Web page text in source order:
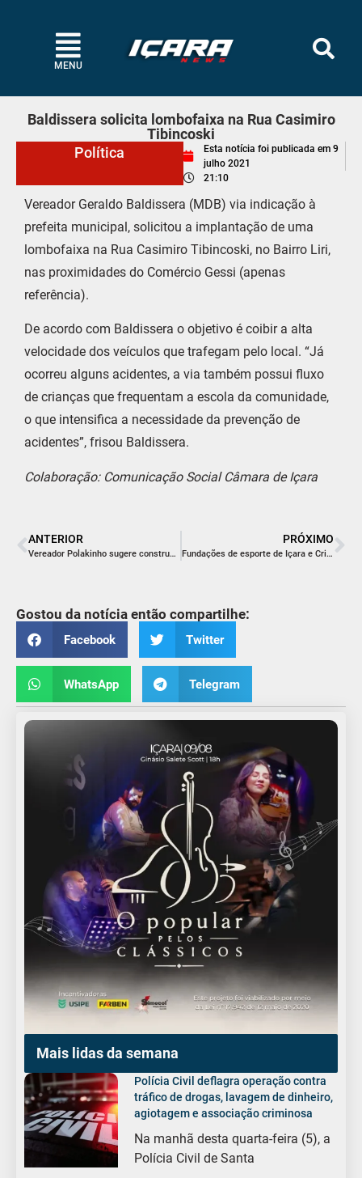
MENU
Baldissera solicita lombofaixa na Rua Casimiro
Tibincoski
Política
Esta notícia foi publicada em 9
julho 2021
21:10
Vereador Geraldo Baldissera (MDB) via indicação à
prefeita municipal, solicitou a implantação de uma
lombofaixa na Rua Casimiro Tibincoski, no Bairro Liri,
nas proximidades do Comércio Gessi (apenas
referência).
De acordo com Baldissera o objetivo é coibir a alta
velocidade dos veículos que trafegam pelo local. “Já
ocorreu alguns acidentes, a via também possui fluxo
de crianças que frequentam a escola da comunidade,
o que intensifica a necessidade da prevenção de
acidentes”, frisou Baldissera.
Colaboração: Comunicação Social Câmara de Içara
ANTERIOR
Vereador Polakinho sugere construção de “Rua Coberta” anexo à Praça da Matriz
PRÓXIMO
Fundações de esporte de Içara e Criciúma projetam parceria para 2022
Gostou da notícia então compartilhe:
Facebook Twitter
WhatsApp Telegram
Mais lidas da semana
Polícia Civil deflagra operação contra
tráfico de drogas, lavagem de dinheiro,
agiotagem e associação criminosa
Na manhã desta quarta-feira (5), a
Polícia Civil de Santa